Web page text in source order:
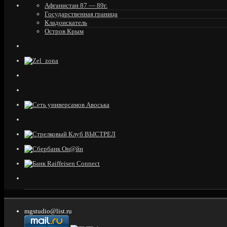
Афганистан 87 — 89г.
Государственная граница
Кладоискатель
Остров Крым
mgstudio@list.ru